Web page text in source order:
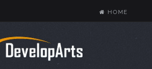
HOME